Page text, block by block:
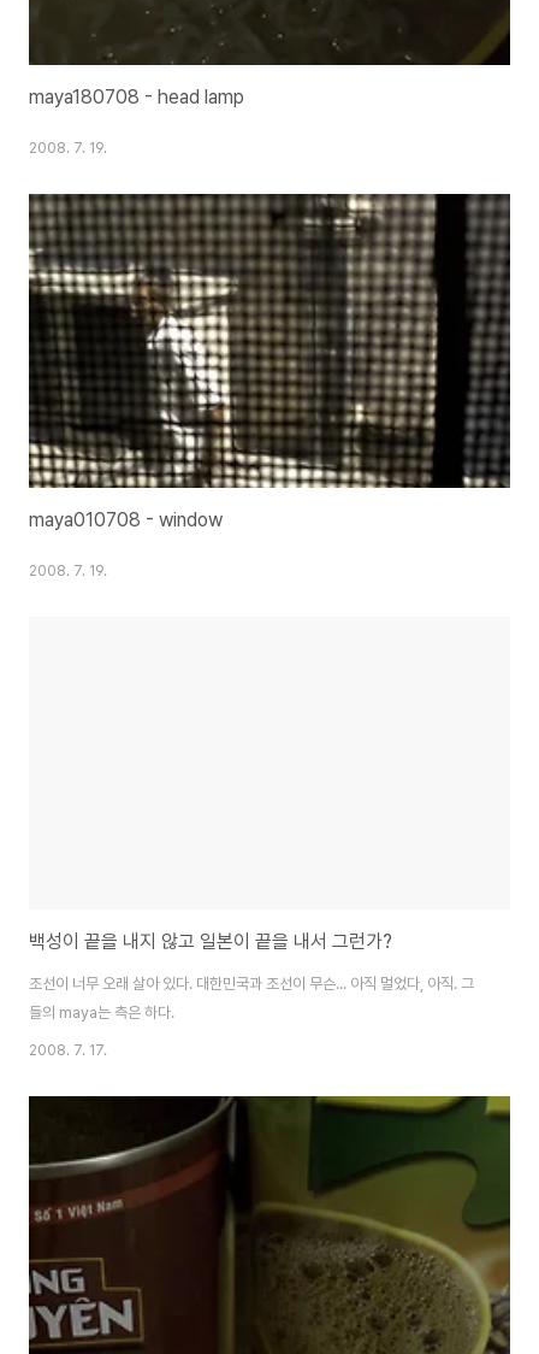
maya180708 - head lamp
2008. 7. 19.
maya010708 - window
2008. 7. 19.
백성이 끝을 내지 않고 일본이 끝을 내서 그런가?
조선이 너무 오래 살아 있다. 대한민국과 조선이 무슨... 아직 멀었다, 아직. 그
들의 maya는 측은 하다.
2008. 7. 17.